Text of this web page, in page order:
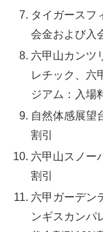
タイガースフ
会金および入
六甲山カンツ
レチック、六
ジアム：入場
自然体感展望
割引
六甲山スノー
割引
六甲ガーデン
ンギスカンパ